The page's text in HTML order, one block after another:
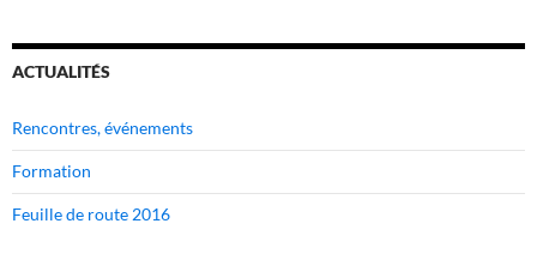
ACTUALITÉS
Rencontres, événements
Formation
Feuille de route 2016